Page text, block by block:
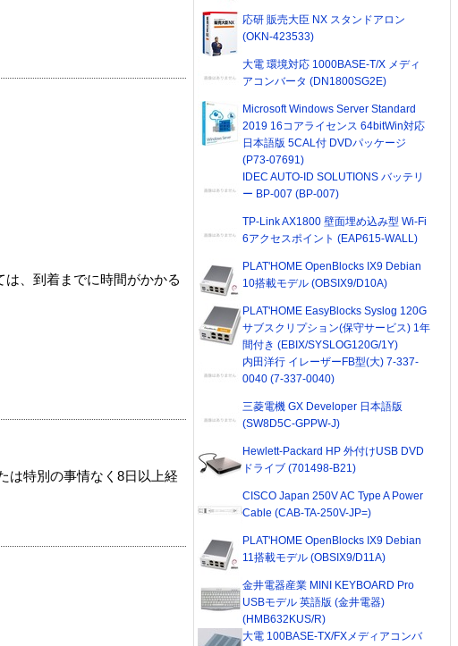
、到着までに時間がかかる
は特別の事情なく8日以上経
応研 販売大臣 NX スタンドアロン
(OKN-423533)
大電 環境対応 1000BASE-T/X メディ
アコンバータ (DN1800SG2E)
Microsoft Windows Server Standard
2019 16コアライセンス 64bitWin対応
日本語版 5CAL付 DVDパッケージ
(P73-07691)
IDEC AUTO-ID SOLUTIONS バッテリ
ー BP-007 (BP-007)
TP-Link AX1800 壁面埋め込み型 Wi-Fi
6アクセスポイント (EAP615-WALL)
PLAT'HOME OpenBlocks IX9 Debian
10搭載モデル (OBSIX9/D10A)
PLAT'HOME EasyBlocks Syslog 120G
サブスクリプション(保守サービス) 1年
間付き (EBIX/SYSLOG120G/1Y)
内田洋行 イレーザーFB型(大) 7-337-
0040 (7-337-0040)
三菱電機 GX Developer 日本語版
(SW8D5C-GPPW-J)
Hewlett-Packard HP 外付けUSB DVD
ドライブ (701498-B21)
CISCO Japan 250V AC Type A Power
Cable (CAB-TA-250V-JP=)
PLAT'HOME OpenBlocks IX9 Debian
11搭載モデル (OBSIX9/D11A)
金井電器産業 MINI KEYBOARD Pro
USBモデル 英語版 (金井電器)
(HMB632KUS/R)
大電 100BASE-TX/FXメディアコンバ